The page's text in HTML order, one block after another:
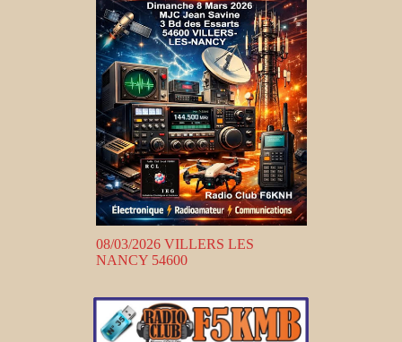
08/03/2026 VILLERS LES
NANCY 54600